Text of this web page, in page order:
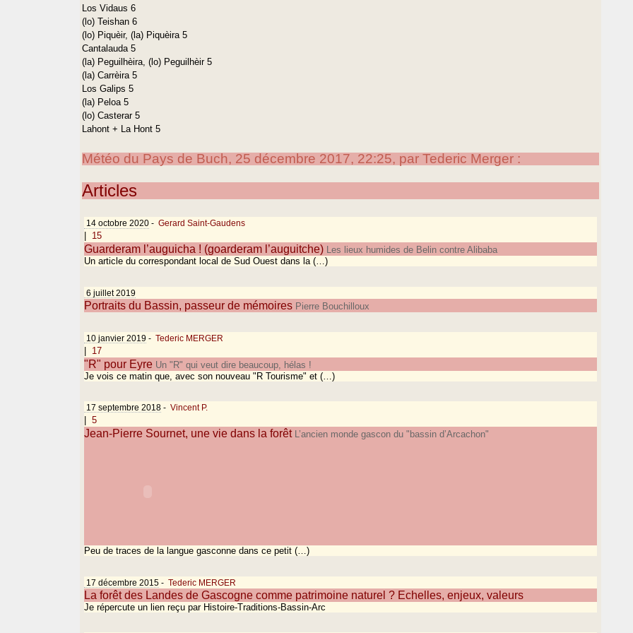
Los Vidaus 6
(lo) Teishan 6
(lo) Piquèir, (la) Piquèira 5
Cantalauda 5
(la) Peguilhèira, (lo) Peguilhèir 5
(la) Carrèira 5
Los Galips 5
(la) Peloa 5
(lo) Casterar 5
Lahont + La Hont 5
Météo du Pays de Buch, 25 décembre 2017, 22:25, par Tederic Merger :
Articles
14 octobre 2020 - Gerard Saint-Gaudens
15
Guarderam l’auguicha ! (goarderam l’auguitche) Les lieux humides de Belin contre Alibaba
Un article du correspondant local de Sud Ouest dans la (…)
6 juillet 2019
Portraits du Bassin, passeur de mémoires Pierre Bouchilloux
10 janvier 2019 - Tederic MERGER
17
"R" pour Eyre Un "R" qui veut dire beaucoup, hélas !
Je vois ce matin que, avec son nouveau "R Tourisme" et (…)
17 septembre 2018 - Vincent P.
5
Jean-Pierre Sournet, une vie dans la forêtL’ancien monde gascon du "bassin d’Arcachon"
Peu de traces de la langue gasconne dans ce petit (…)
17 décembre 2015 - Tederic MERGER
La forêt des Landes de Gascogne comme patrimoine naturel ? Echelles, enjeux, valeurs
Je répercute un lien reçu par Histoire-Traditions-Bassin-Arc